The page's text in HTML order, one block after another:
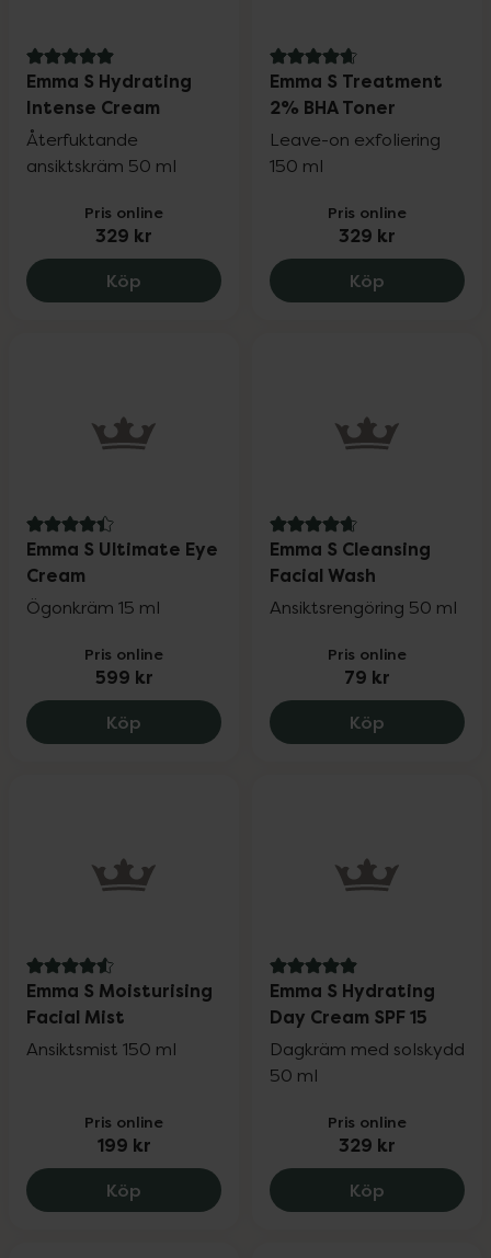
5 av 5 i omdöme
Emma S Hydrating
Intense Cream
Återfuktande
ansiktskräm 50 ml
Pris online
329 kr
Köp Emma S Hydrating Intense Cream, 329
4.9 av 5 i omdöme
Emma S Treatment
2% BHA Toner
Leave-on exfoliering
150 ml
Pris online
329 kr
Köp Emma S
4.4 av 5 i omdöme
Emma S Ultimate Eye
Cream
Ögonkräm 15 ml
Pris online
599 kr
Köp Emma S Ultimate Eye Cream, 599 kr.
4.7 av 5 i omdöme
Emma S Cleansing
Facial Wash
Ansiktsrengöring 50 ml
Pris online
79 kr
Köp Emma S
4.6 av 5 i omdöme
Emma S Moisturising
Facial Mist
Ansiktsmist 150 ml
Pris online
199 kr
Köp Emma S Moisturising Facial Mist, 199 kr.
5 av 5 i omdöme
Emma S Hydrating
Day Cream SPF 15
Dagkräm med solskydd
50 ml
Pris online
329 kr
Köp Emma S